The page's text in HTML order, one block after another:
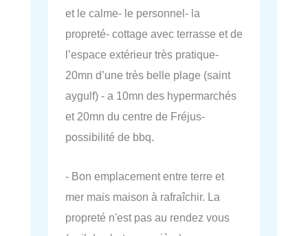
et le calme- le personnel- la
propreté- cottage avec terrasse et de
l’espace extérieur très pratique-
20mn d’une très belle plage (saint
aygulf) - a 10mn des hypermarchés
et 20mn du centre de Fréjus-
possibilité de bbq.
- Bon emplacement entre terre et
mer mais maison à rafraîchir. La
propreté n'est pas au rendez vous